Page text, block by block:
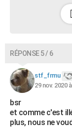
RÉPONSE 5 / 6
stf_frmu
29 nov. 2020
bsr
et comme c'est
plus, nous ne